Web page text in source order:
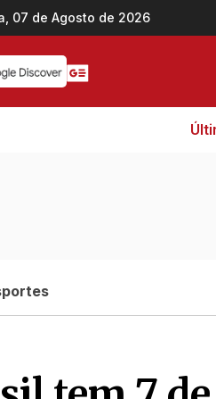
07 de Agosto de 2026